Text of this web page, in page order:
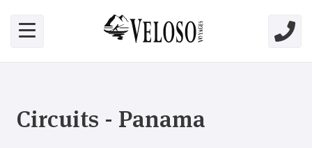
Circuits - Panama